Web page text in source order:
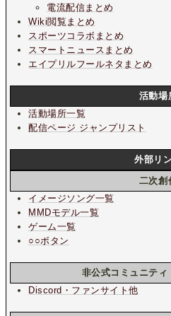
電流配信まとめ
Wiki閲覧まとめ
スポーツコラボまとめ
スマートニュースまとめ
エイプリルフールネタまとめ
活動場
活動場所一覧
配信ページ ジャンプリスト
外部リ
二次創
イメージソング一覧
MMDモデル一覧
ゲーム一覧
○○ボタン
非公式コミュニティ
Discord・ファンサイト他